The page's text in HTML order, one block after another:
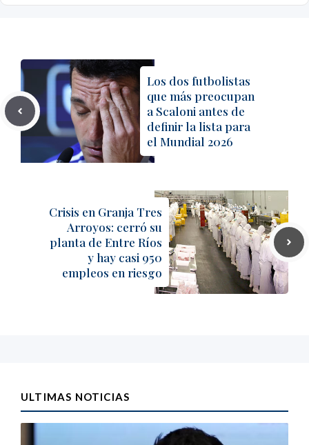
Los dos futbolistas
que más preocupan
a Scaloni antes de
definir la lista para
el Mundial 2026
Crisis en Granja Tres
Arroyos: cerró su
planta de Entre Ríos
y hay casi 950
empleos en riesgo
ULTIMAS NOTICIAS